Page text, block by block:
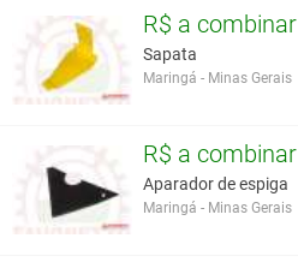
R$ a combinar
Sapata
Maringá - Minas Gerais
R$ a combinar
Aparador de espiga
Maringá - Minas Gerais